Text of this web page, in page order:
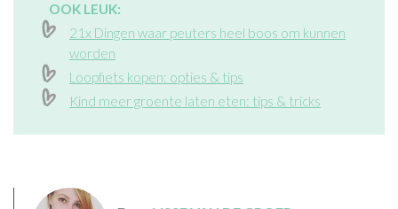
OOK LEUK:
21x Dingen waar peuters heel boos om kunnen
worden
Loopfiets kopen: opties & tips
Kind meer groente laten eten: tips & tricks